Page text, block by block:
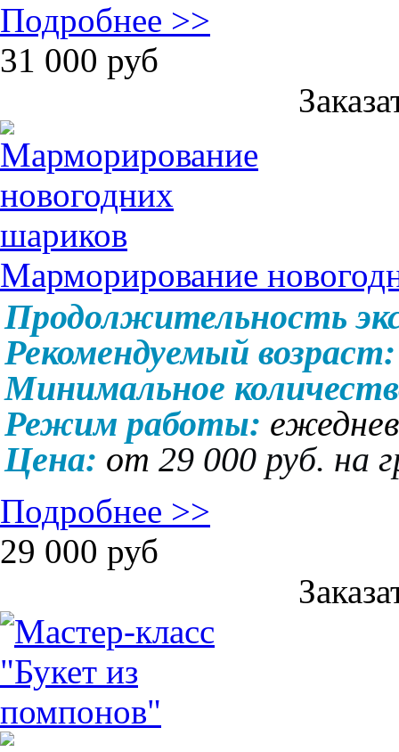
Подробнее >>
31 000 руб
Марморирование
Продолжительность
Рекомендуемый возраст:
Минимальное
Режим работы:
Цена: от 29 000 руб. на
Подробнее >>
29 000 руб